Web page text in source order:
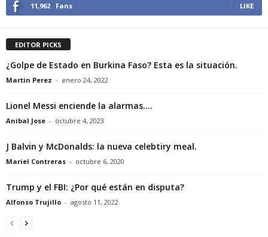
11,962 Fans LIKE
EDITOR PICKS
¿Golpe de Estado en Burkina Faso? Esta es la situación.
Martin Perez - enero 24, 2022
Lionel Messi enciende la alarmas….
Anibal Jose - octubre 4, 2023
J Balvin y McDonalds: la nueva celebtiry meal.
Mariel Contreras - octubre 6, 2020
Trump y el FBI: ¿Por qué están en disputa?
Alfonso Trujillo - agosto 11, 2022